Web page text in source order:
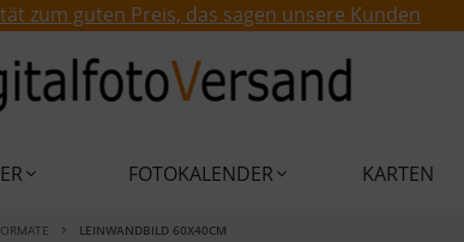
zum guten Preis, das sagen unsere Kunden
FOTOKALENDER KARTEN
LEINWANDBILD 60X40CM